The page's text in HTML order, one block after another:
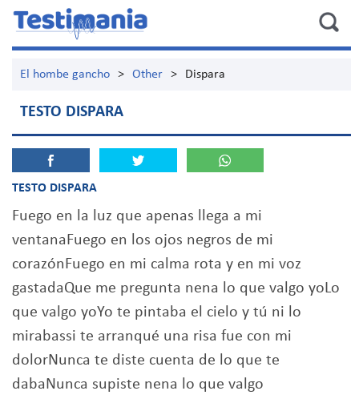
El hombe gancho > Other > Dispara
TESTO DISPARA
TESTO DISPARA
Fuego en la luz que apenas llega a mi
ventanaFuego en los ojos negros de mi
corazónFuego en mi calma rota y en mi voz
gastadaQue me pregunta nena lo que valgo yoLo
que valgo yoYo te pintaba el cielo y tú ni lo
mirabassi te arranqué una risa fue con mi
dolorNunca te diste cuenta de lo que te
dabaNunca supiste nena lo que valgo